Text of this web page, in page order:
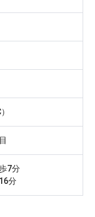
7分
分